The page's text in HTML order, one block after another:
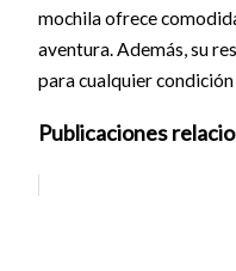
mochila ofrece
aventura. Además, su
para cualquier
Publicaciones